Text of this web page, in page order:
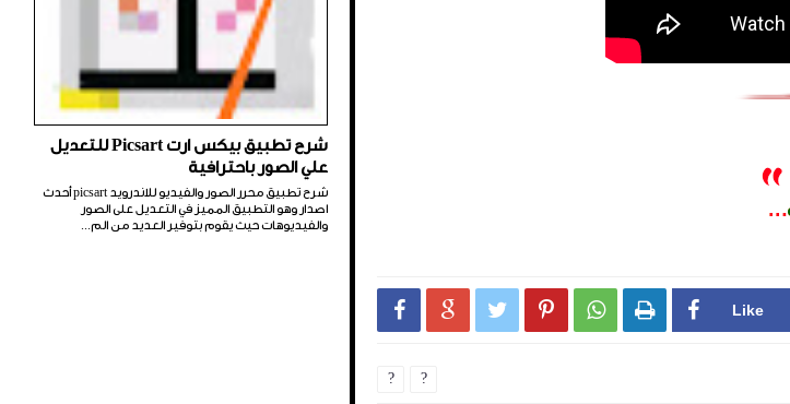
     
? ?
شرح تطبيق بيكس ارت Picsart للتعديل
علي الصور باحترافية
شرح تطبيق محرر الصور والفيديو للاندرويد picsart أحدث
اصدار وهو التطبيق المميز في التعديل على الصور
والفيديوهات حيث يقوم بتوفير العديد من الم...